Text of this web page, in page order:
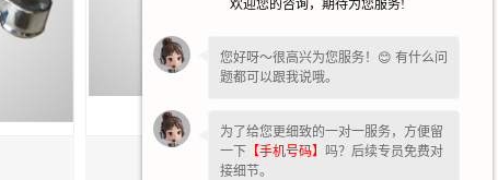
福建化工振动筛
欢迎您的咨询，期待为您服务!
您好呀～很高兴为您服务！😊 有什么问
题都可以跟我说哦。
为了给您更细致的一对一服务，方便留
一下 【手机号码】 吗？后续专员免费对
接细节。